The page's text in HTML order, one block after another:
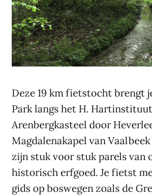
Deze 19 km fietstocht brengt
Park langs het H.
Arenbergkasteel door
Magdalenakapel van
zijn stuk voor stuk parels van
historisch erfgoed. Je fietst
gids op boswegen zoals de